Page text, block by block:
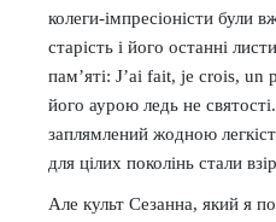
колеги-імпресіоністи були
старість і його останні
пам’яті: J’ai fait, je crois, un
його аурою ледь не
заплямлений жодною
для цілих поколінь стали
Але культ Сезанна, який я